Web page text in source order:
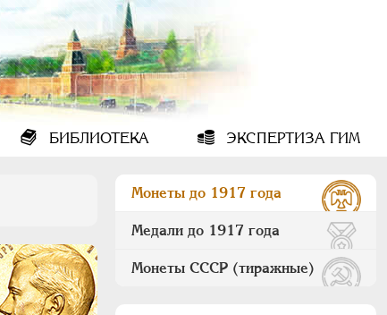
БИБЛИОТЕКА ЭКСПЕРТИЗА ГИМ
Монеты до 1917 года
Медали до 1917 года
Монеты СССР (тиражные)